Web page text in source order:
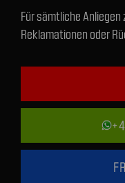
Für sämtliche
Reklamationen oder